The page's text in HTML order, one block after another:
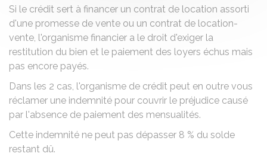
Si le crédit sert à financer un contrat de location assorti
d'une promesse de vente ou un contrat de location-
vente, l'organisme financier a le droit d'exiger la
restitution du bien et le paiement des loyers échus mais
pas encore payés.
Dans les 2 cas, l'organisme de crédit peut en outre vous
réclamer une indemnité pour couvrir le préjudice causé
par l'absence de paiement des mensualités.
Cette indemnité ne peut pas dépasser 8 % du solde
restant dû.